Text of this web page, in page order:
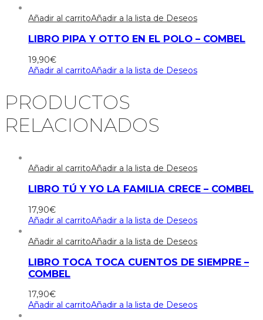
Añadir al carritoAñadir a la lista de Deseos
LIBRO PIPA Y OTTO EN EL POLO – COMBEL
19,90€
Añadir al carritoAñadir a la lista de Deseos
PRODUCTOS
RELACIONADOS
Añadir al carritoAñadir a la lista de Deseos
LIBRO TÚ Y YO LA FAMILIA CRECE – COMBEL
17,90€
Añadir al carritoAñadir a la lista de Deseos
Añadir al carritoAñadir a la lista de Deseos
LIBRO TOCA TOCA CUENTOS DE SIEMPRE –
COMBEL
17,90€
Añadir al carritoAñadir a la lista de Deseos